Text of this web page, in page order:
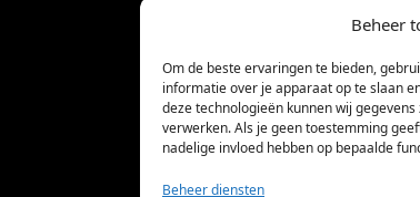
Beheer
Om de beste ervaringen te bieden,
informatie over je apparaat op te slaan
deze technologieën kunnen wij
verwerken. Als je geen toestemming
nadelige invloed hebben op bepaalde
Beheer diensten
(geen
+31 45
KvK-
Btw-id: